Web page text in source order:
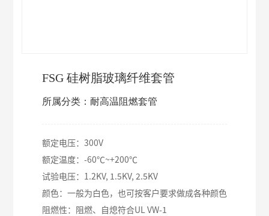
FSG 硅树脂玻璃纤维套管
所属分类：耐高温阻燃套管
额定电压：300V
额定温度：-60℃~+200℃
试验电压：1.2KV, 1.5KV, 2.5KV
颜色：一般为白色，也可按客户要求做成各种颜色
阻燃性：阻燃、自熄符合UL VW-1